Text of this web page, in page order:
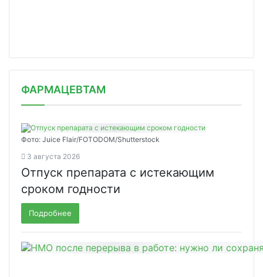
ФАРМАЦЕВТАМ
Фото: Juice Flair/FOTODOM/Shutterstoсk
3 августа 2026
Отпуск препарата с истекающим
сроком годности
Подробнее